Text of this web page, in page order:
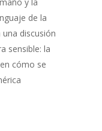
de la
discusión
sensible: la
cómo se